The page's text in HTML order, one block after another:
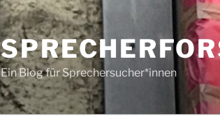
Ein Blog für Sprechersucher*innen